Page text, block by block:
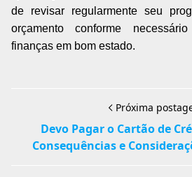
de revisar regularmente seu
orçamento conforme
finanças em bom estado.
Próxima
Devo Pagar o Cartão de
Consequências e